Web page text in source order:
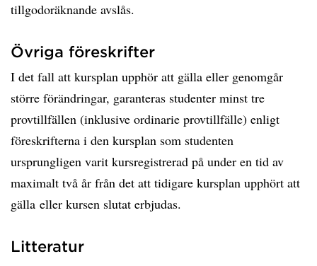
tillgodoräknande avslås.
Övriga föreskrifter
I det fall att kursplan upphör att gälla eller genomgår
större förändringar, garanteras studenter minst tre
provtillfällen (inklusive ordinarie provtillfälle) enligt
föreskrifterna i den kursplan som studenten
ursprungligen varit kursregistrerad på under en tid av
maximalt två år från det att tidigare kursplan upphört att
gälla eller kursen slutat erbjudas.
Litteratur